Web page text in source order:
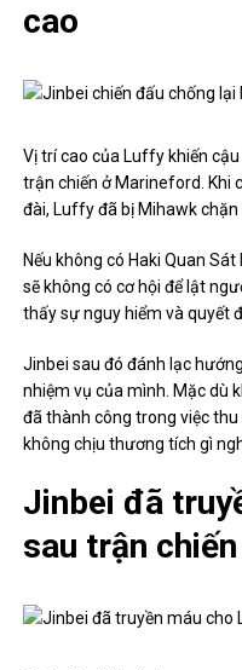
cao
Vị trí cao của Luffy khiến
trận chiến ở Marineford. Khi
đài, Luffy đã bị Mihawk
Nếu không có Haki Quan
sẽ không có cơ hội để lật
thấy sự nguy hiểm và quyết
Jinbei sau đó đánh lạc
nhiệm vụ của mình. Mặc dù
đã thành công trong việc
không chịu thương tích gì
Jinbei đã
sau trận